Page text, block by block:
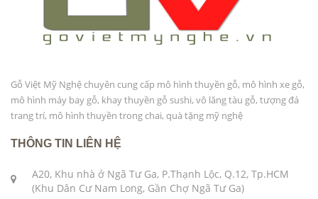
Gỗ Việt Mỹ Nghệ chuyên cung cấp mô hình thuyền gỗ, mô hình xe gỗ,
mô hình máy bay gỗ, khay thuyền gỗ sushi, vô lăng tàu gỗ, tượng đá
trang trí, mô hình thuyền trong chai, quà tặng mỹ nghệ
THÔNG TIN LIÊN HỆ
A20, Khu nhà ở Ngã Tư Ga, P.Thạnh Lộc, Q.12, Tp.HCM
(Khu Dân Cư Nam Long, Gần Chợ Ngã Tư Ga)